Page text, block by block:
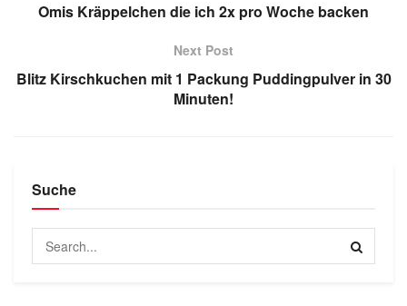
Omis Kräppelchen die ich 2x pro Woche backen
Next Post
Blitz Kirschkuchen mit 1 Packung Puddingpulver in 30
Minuten!
Suche